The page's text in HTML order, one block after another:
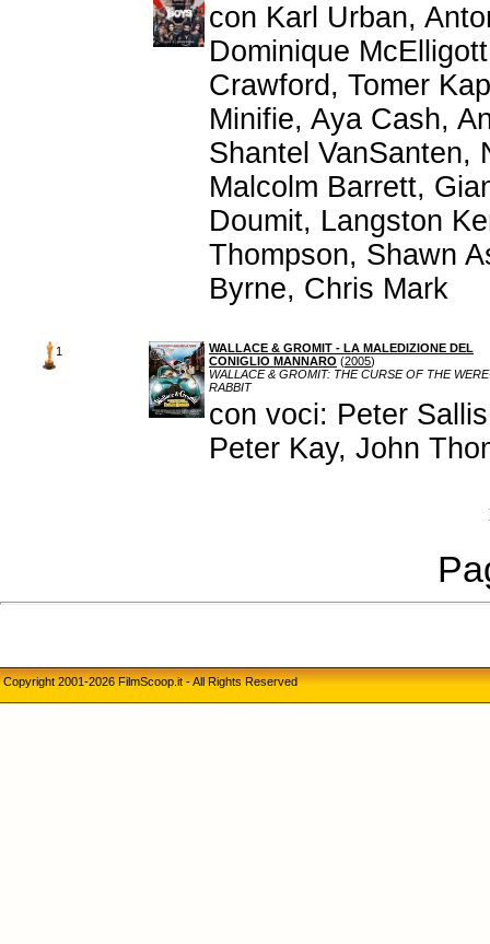
con Karl Urban,
Dominique
Crawford, Tomer
Minifie, Aya Cash,
Shantel VanSanten,
Malcolm Barrett,
Doumit, Langston
Thompson, Shawn
Byrne, Chris Mark
1
WALLACE & GROMIT - LA MALEDIZIONE DEL
CONIGLIO MANNARO (2005)
WALLACE & GROMIT: THE CURSE OF THE
RABBIT
con voci: Peter
Peter Kay, John
Copyright 2001-2026 FilmScoop.it - All Rights Reserved